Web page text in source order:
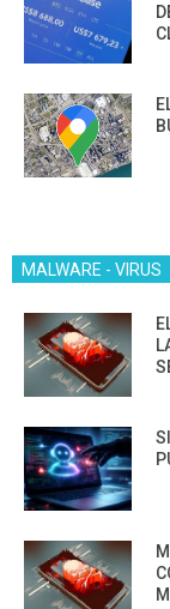
MALWARE - VIRUS